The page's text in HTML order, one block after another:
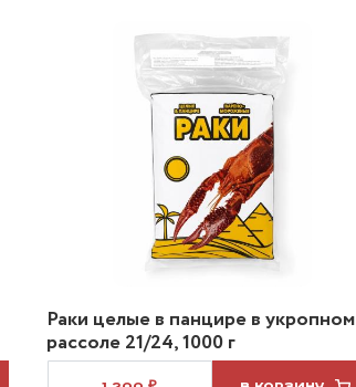
Раки целые в панцире в укропном
рассоле 21/24, 1000 г